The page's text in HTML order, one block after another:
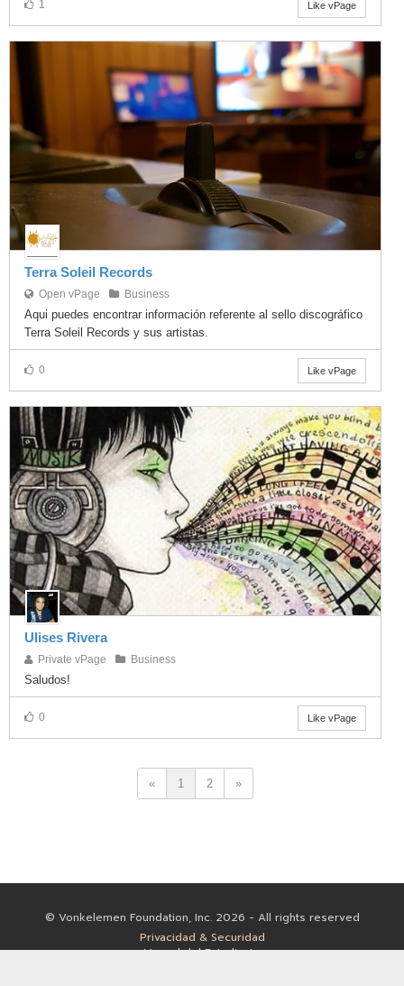
1 Like vPage
Terra Soleil Records
Open vPage Business
Aqui puedes encontrar información referente al sello discográfico
Terra Soleil Records y sus artistas.
0 Like vPage
Ulises Rivera
Private vPage Business
Saludos!
0 Like vPage
« 1 2 »
© Vonkelemen Foundation, Inc. 2026 - All rights reserved
Privacidad & Securidad
Manual del Estudiante